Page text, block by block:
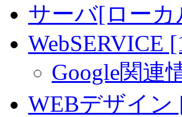
サーバ[ロー
WebSERVICE
Google関連
WEBデザイン